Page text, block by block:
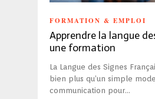
FORMATION & EMPLOI
Apprendre la langue
une formation
La Langue des Signes
bien plus qu’un simple
communication pour…